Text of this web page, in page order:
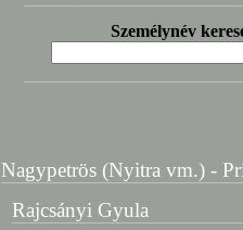
Személynév
Nagypetrös (Nyitra vm.) -
Rajcsányi Gyula